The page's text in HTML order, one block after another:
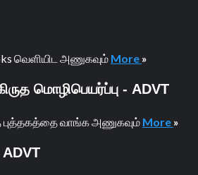
வெளியிட அணுகவும் More »
மொழிபெயர்ப்பு - ADVT
புத்தகத்தை வாங்க அணுகவும் More »